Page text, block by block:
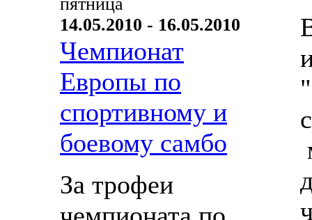
14.05.2010 - 16.05.2010
Чемпионат
Европы по
спортивному и
боевому самбо
За трофеи